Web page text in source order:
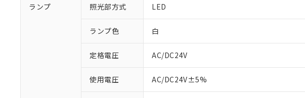
ランプ 照光部方式 LED
ランプ色 白
定格電圧 AC/DC24V
使用電圧 AC/DC24V±5%